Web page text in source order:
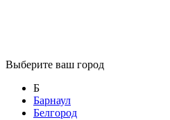
Выберите ваш город
Б
Барнаул
Белгород